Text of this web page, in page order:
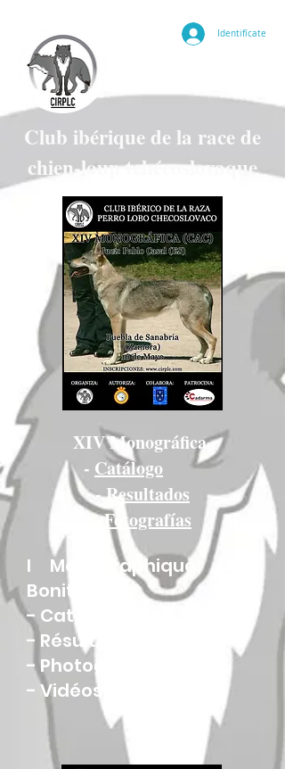
Identifícate
Club ibérique de la race de
chien-loup tchécoslovaque
XIV Monográfica
- Catálogo
-Resultados
-Fotografías
I Monographique et I
Bonitation
- Catalogue
- Résultats
-Photographies
- Vidéos